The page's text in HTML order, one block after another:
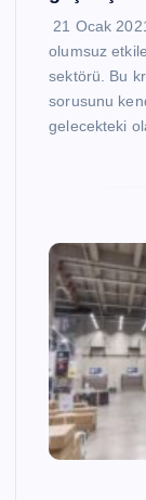
21 Ocak
olumsuz
sektörü. Bu
sorusunu
gelecekteki